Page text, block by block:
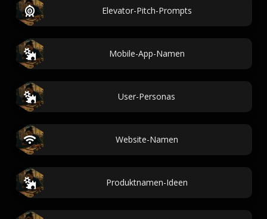
Elevator-Pitch-Prompts
Mobile-App-Namen
User-Personas
Website-Namen
Produktnamen-Ideen